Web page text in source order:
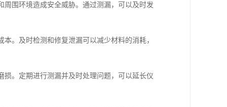
围环境造成安全威胁。通过测漏，可以及时发
。及时检测和修复泄漏可以减少材料的消耗，
。定期进行测漏并及时处理问题，可以延长仪